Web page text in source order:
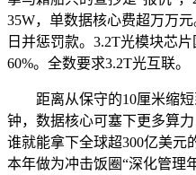
35W，单数据核心费超万万
日并惩罚款。3.2T光模块芯
60%。全数要求3.2T光互联。
距离从保守的10厘米缩短
钟，数据核心可塞下更多算
谁就能拿下全球超300亿美元
本年做为冲击饭圈“深化管理